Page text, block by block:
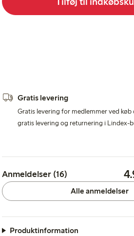
Gratis levering
Gratis levering for medlemmer ved køb
gratis levering og returnering i Lindex-
Anmeldelser (16)
Alle anmeldelser
Produktinformation